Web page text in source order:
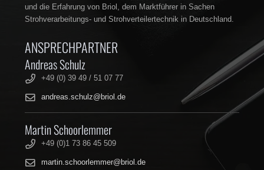
und die Erfahrung von Briol, dem Marktführer in Sachen
Strohverarbeitungs- und Strohverteilertechnik in Deutschland.
ANSPRECHPARTNER
Andreas Schulz
+49 (0) 39 49 / 51 07 77
andreas.schulz@briol.de
Martin Schoorlemmer
+49 (0)1 73 86 45 509
martin.schoorlemmer@briol.de